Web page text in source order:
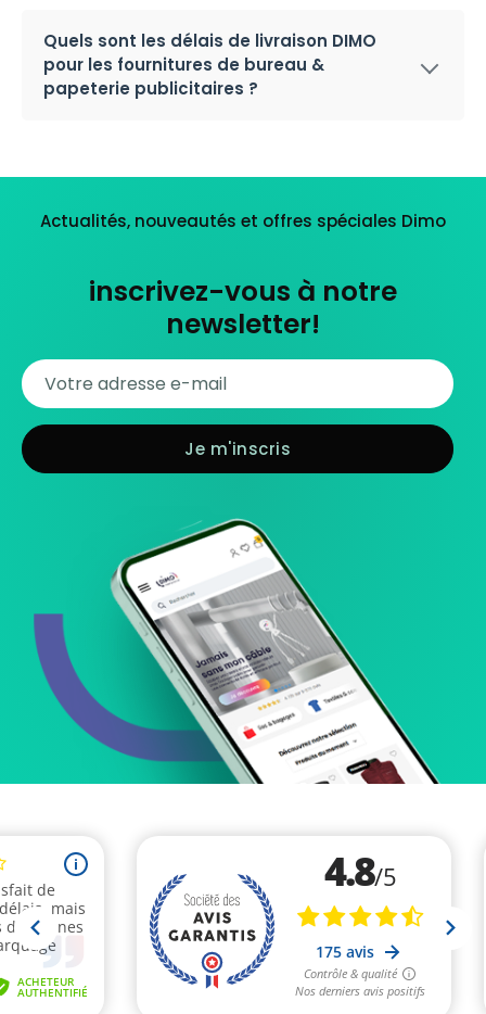
Quels sont les délais de livraison DIMO
pour les fournitures de bureau &
papeterie publicitaires ?
Actualités, nouveautés et offres spéciales Dimo
inscrivez-vous à notre
newsletter!